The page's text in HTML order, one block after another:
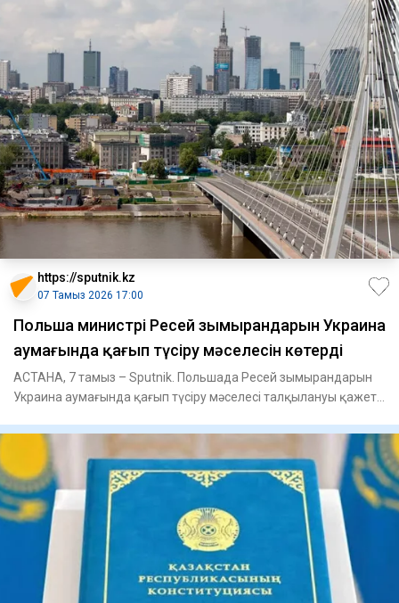
https://sputnik.kz
07 Тамыз 2026 17:00
Польша министрі Ресей зымырандарын Украина
аумағында қағып түсіру мәселесін көтерді
АСТАНА, 7 тамыз – Sputnik. Польшада Ресей зымырандарын
Украина аумағында қағып түсіру мәселесі талқылануы қажет,